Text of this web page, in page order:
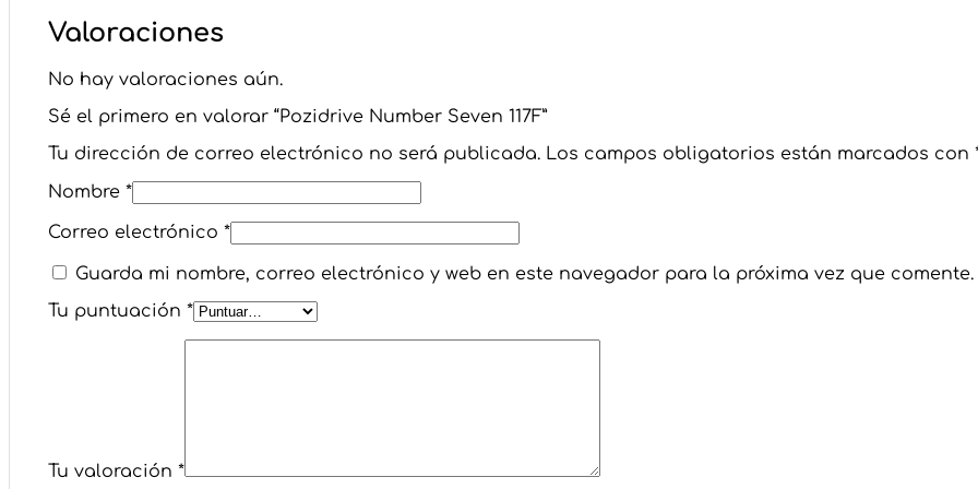
Valoraciones
No hay valoraciones aún.
Sé el primero en valorar “Pozidrive Number Seven 117F”
Tu dirección de correo electrónico no será publicada. Los campos obligatorios están marcados con
Nombre *
Correo electrónico *
Guarda mi nombre, correo electrónico y web en este navegador para la próxima vez que comente.
Tu puntuación *
Tu valoración *